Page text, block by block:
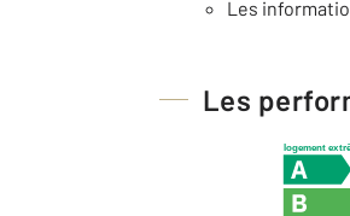
Les
Les
logement